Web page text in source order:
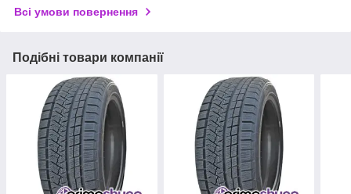
Всі умови повернення
Подібні товари компанії